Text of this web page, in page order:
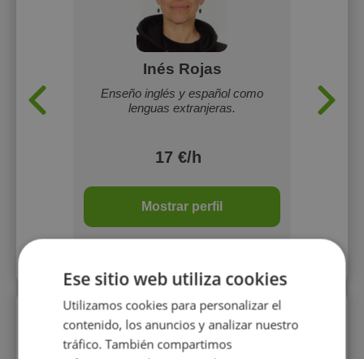
idiomas
Inés Rojas
Enseño inglés y español como
lenguas extranjeras.
17 €/h
Mostrar perfil
Perfiles vistos
Ese sitio web utiliza cookies
Utilizamos cookies para personalizar el
contenido, los anuncios y analizar nuestro
tráfico. También compartimos